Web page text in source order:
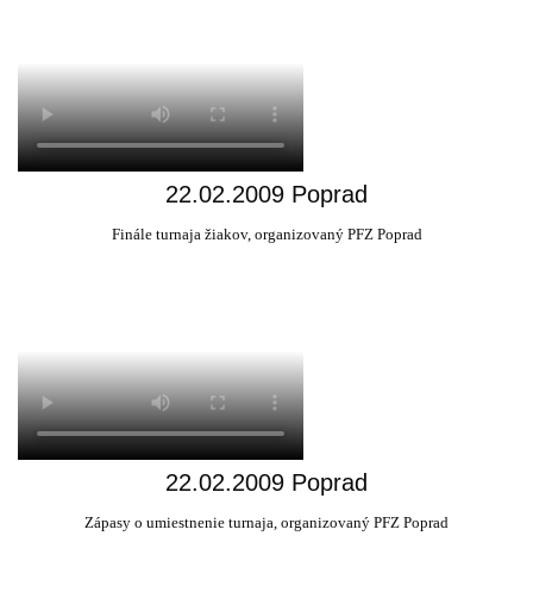
22.02.2009 Poprad
Finále turnaja žiakov, organizovaný PFZ Poprad
22.02.2009 Poprad
Zápasy o umiestnenie turnaja, organizovaný PFZ Poprad